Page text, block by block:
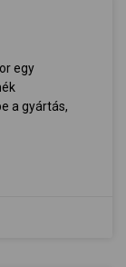
egy
a gyártás,